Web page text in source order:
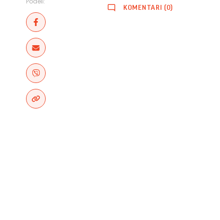
KOMENTARI (0)